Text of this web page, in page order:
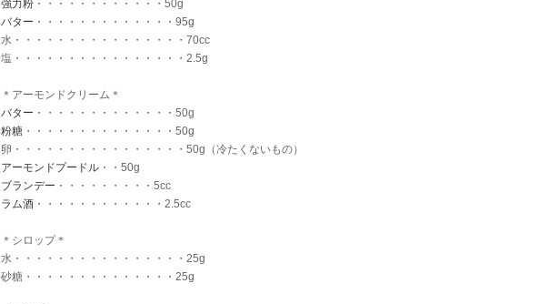
強力粉 ・・・・・・・・・・・・50g
バター ・・・・・・・・・・・・・95g
水・・・・・・・・・・・・・・・・70cc
塩・・・・・・・・・・・・・・・・2.5g
＊アーモンドクリーム＊
バター ・・・・・・・・・・・・・50g
粉糖 ・・・・・・・・・・・・・・50g
卵・・・・・・・・・・・・・・・・50g（冷たくないもの）
アーモンドプードル ・・50g
ブランデー ・・・・・・・・・5cc
ラム酒 ・・・・・・・・・・・・2.5cc
＊シロップ＊
水・・・・・・・・・・・・・・・・25g
砂糖・・・・・・・・・・・・・・25g